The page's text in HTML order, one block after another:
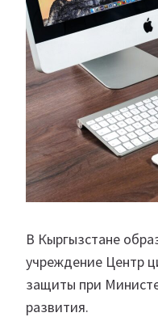
В Кыргызстане
учреждение Центр
защиты при
развития.